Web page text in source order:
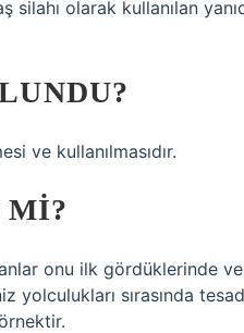
olarak kullanılan
ve kullanılmasıdır.
MI?
onu ilk gördüklerinde ve
yolculukları sırasında